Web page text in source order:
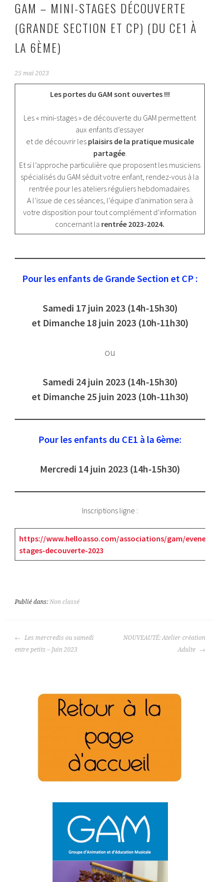
GAM – MINI-STAGES DÉCOUVERTE
(GRANDE SECTION ET CP) (DU CE1 À
LA 6ÈME)
25 mai 2023
Les portes du GAM sont ouvertes !!!
Les « mini-stages » de découverte du GAM permettent
aux enfants d’essayer
et de découvrir les plaisirs de la pratique musicale
partagée.
Et si l’approche particulière que proposent les musiciens
spécialisés du GAM séduit votre enfant, rendez-vous à la
rentrée pour les ateliers réguliers hebdomadaires.
A l’issue de ces séances, l’équipe d’animation sera à
votre disposition pour tout complément d’information
concernant la rentrée 2023-2024.
Pour les enfants de Grande Section et CP :
Samedi 17 juin 2023 (14h-15h30)
et Dimanche 18 juin 2023(10h-11h30)
ou
Samedi 24 juin 2023(14h-15h30)
et Dimanche 25 juin 2023(10h-11h30)
Pour les enfants du CE1 à la 6ème:
Mercredi 14 juin 2023 (14h-15h30)
Inscriptions ligne :
https://www.helloasso.com/associations/gam/
stages-decouverte-2023
Publié dans:Non classé
NAVIGATION
DES
Les mercredis ou samedi
entre petits – Juin 2023
NOUVEAUTÉ: Atelier création
Adulte